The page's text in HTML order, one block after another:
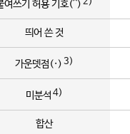
여쓰기 허용 기호(^)
띄어 쓴 것
가운뎃점(·) 3)
미분석 4)
합산